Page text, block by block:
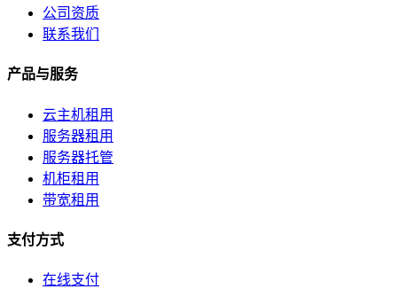
公司资质
联系我们
产品与服务
云主机租用
服务器租用
服务器托管
机柜租用
带宽租用
支付方式
在线支付